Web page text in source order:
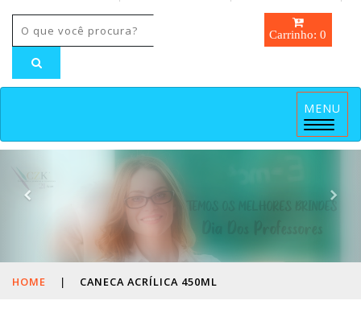
Carrinho: 0
MENU
Menu
HOME | CANECA ACRÍLICA 450ML